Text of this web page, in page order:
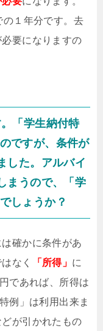
の１年分です。去
要になりますの
「学生納付特
ですが、条件が
した。アルバイ
まうので、「学
しょうか？
確かに条件があ
なく
「所得」 に
であれば、所得は
例」は利用出来ま
が引かれたもの